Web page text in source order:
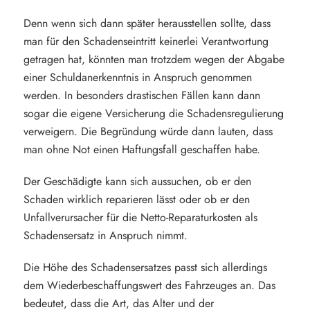
Denn wenn sich dann später herausstellen sollte, dass
man für den Schadenseintritt keinerlei Verantwortung
getragen hat, könnten man trotzdem wegen der Abgabe
einer Schuldanerkenntnis in Anspruch genommen
werden. In besonders drastischen Fällen kann dann
sogar die eigene Versicherung die Schadensregulierung
verweigern. Die Begründung würde dann lauten, dass
man ohne Not einen Haftungsfall geschaffen habe.
Der Geschädigte kann sich aussuchen, ob er den
Schaden wirklich reparieren lässt oder ob er den
Unfallverursacher für die Netto-Reparaturkosten als
Schadensersatz in Anspruch nimmt.
Die Höhe des Schadensersatzes passt sich allerdings
dem Wiederbeschaffungswert des Fahrzeuges an. Das
bedeutet, dass die Art, das Alter und der